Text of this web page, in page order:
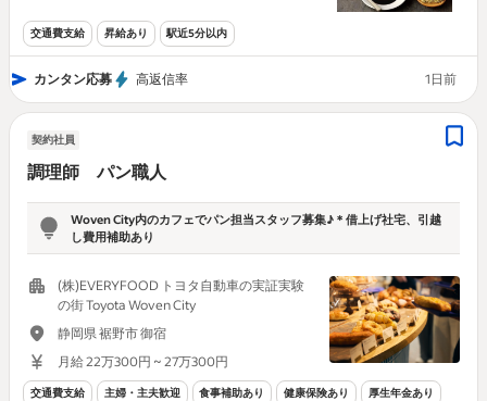
交通費支給 昇給あり 駅近5分以内
カンタン応募 高返信率 1日前
契約社員
調理師 パン職人
Woven City内のカフェでパン担当スタッフ募集♪＊借上げ社宅、引越
し費用補助あり
(株)EVERYFOOD トヨタ自動車の実証実験
の街 Toyota Woven City
静岡県 裾野市 御宿
月給 22万300円 ~ 27万300円
交通費支給 主婦・主夫歓迎 食事補助あり 健康保険あり 厚生年金あり